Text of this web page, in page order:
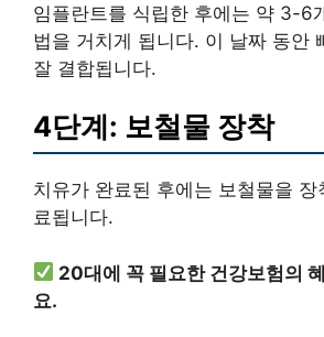
임플란트를 식립한 후에는 약 3-6
법을 거치게 됩니다. 이 날짜 동안
잘 결합됩니다.
4단계: 보철물 장착
치유가 완료된 후에는 보철물을
료됩니다.
20대에 꼭 필요한 건강보험의
요.